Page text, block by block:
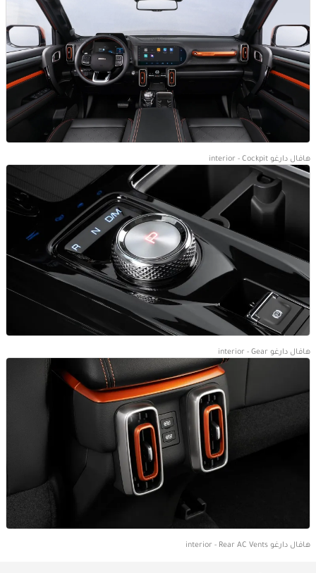
هافال دارغو interior - Cockpit
هافال دارغو interior - Gear
هافال دارغو interior - Rear AC Vents